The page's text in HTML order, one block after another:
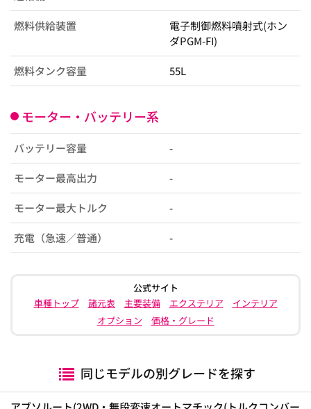
燃料供給装置
電子制御燃料噴射式(ホン
ダPGM-FI)
燃料タンク容量 55L
モーター・バッテリー系
バッテリー容量 -
モーター最高出力 -
モーター最大トルク -
充電（急速／普通） -
公式サイト
車種トップ
諸元表 主要装備 エクステリア
インテリア
オプション
価格・グレード
同じモデルの別グレードを探す